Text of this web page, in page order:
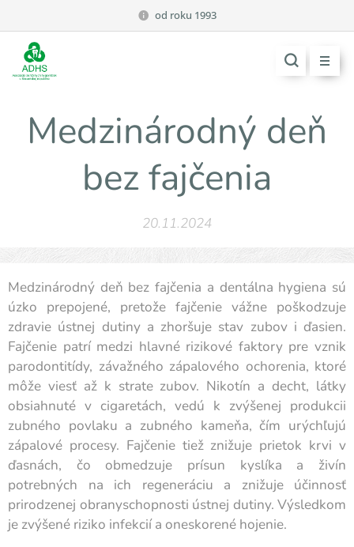
od roku 1993
Medzinárodný deň
bez fajčenia
20.11.2024
Medzinárodný deň bez fajčenia a dentálna hygiena sú
úzko prepojené, pretože fajčenie vážne poškodzuje
zdravie ústnej dutiny a zhoršuje stav zubov i ďasien.
Fajčenie patrí medzi hlavné rizikové faktory pre vznik
parodontitídy, závažného zápalového ochorenia, ktoré
môže viesť až k strate zubov. Nikotín a decht, látky
obsiahnuté v cigaretách, vedú k zvýšenej produkcii
zubného povlaku a zubného kameňa, čím urýchľujú
zápalové procesy. Fajčenie tiež znižuje prietok krvi v
ďasnách, čo obmedzuje prísun kyslíka a živín
potrebných na ich regeneráciu a znižuje účinnosť
prirodzenej obranyschopnosti ústnej dutiny. Výsledkom
je zvýšené riziko infekcií a oneskorené hojenie.